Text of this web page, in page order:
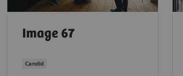
Image 67
Candid